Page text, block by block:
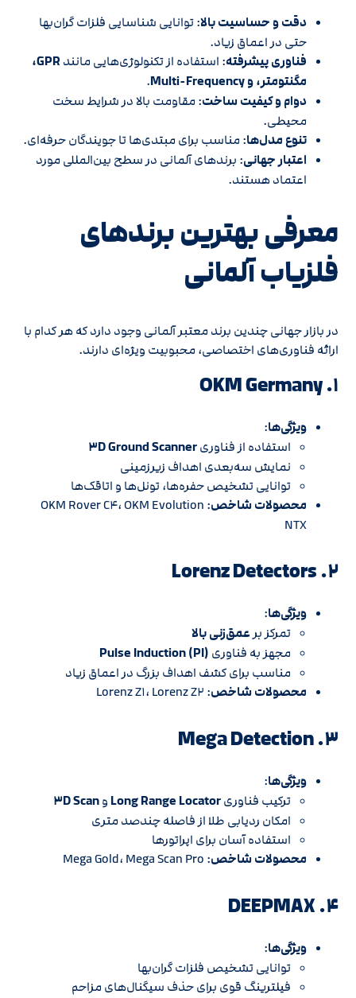
دقت و حساسیت بالا: توانایی شناسایی فلزات گران‌بها
حتی در اعماق زیاد.
فناوری پیشرفته: استفاده از تکنولوژی‌هایی مانند
GPR،
مگنتومتر، و Multi-Frequency
.
دوام و کیفیت ساخت: مقاومت بالا در شرایط سخت
محیطی.
تنوع مدل‌ها: مناسب برای مبتدی‌ها تا جویندگان حرفه‌ای.
اعتبار جهانی: برندهای آلمانی در سطح بین‌المللی مورد
اعتماد هستند.
معرفی بهترین برندهای
فلزیاب آلمانی
در بازار جهانی چندین برند معتبر آلمانی وجود دارد که هر کدام با
ارائه فناوری‌های اختصاصی، محبوبیت ویژه‌ای دارند.
۱. OKM Germany
ویژگی‌ها:
استفاده از فناوری۳D Ground Scanner
نمایش سه‌بعدی اهداف زیرزمینی
توانایی تشخیص حفره‌ها، تونل‌ها و اتاقک‌ها
محصولات شاخص : OKM Rover C۴، OKM Evolution
NTX
۲. Lorenz Detectors
ویژگی‌ها:
تمرکز بر عمق‌زنی بالا
مجهز به فناوری Pulse Induction (PI)
مناسب برای کشف اهداف بزرگ در اعماق زیاد
محصولات شاخص: Lorenz Z۱، Lorenz Z۲
۳. Mega Detection
ویژگی‌ها:
ترکیب فناوریLong Range Locator و۳D Scan
امکان ردیابی طلا از فاصله چندصد متری
استفاده آسان برای اپراتورها
محصولات شاخص: Mega Gold، Mega Scan Pro
۴. DEEPMAX
ویژگی‌ها:
توانایی تشخیص فلزات گران‌بها
فیلترینگ قوی برای حذف سیگنال‌های مزاحم